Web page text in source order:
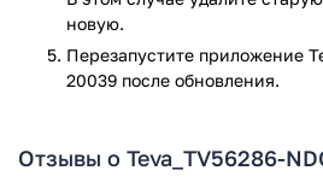
новую.
Перезапустите приложениe
20039 после обновления.
Отзывы о Teva_TV56286-